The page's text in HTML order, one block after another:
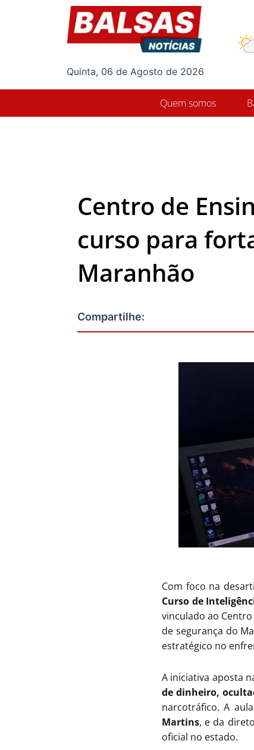
Quinta, 06 de Agosto de 2026
Quem somos
Centro de
curso para
Maranhão
Com foco na
Curso de
vinculado ao
de segurança do
estratégico no
A iniciativa aposta
de dinheiro,
narcotráfico. A
Martins, e da
oficial no estado.